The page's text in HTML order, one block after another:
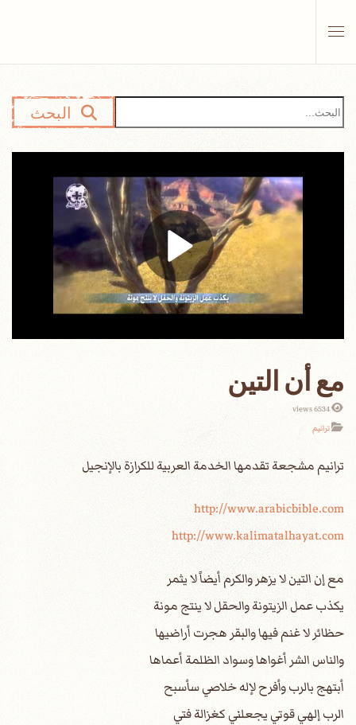
البحث
مع أن التين
6534 views
ترانيم
http://www.arabicbible.com
http://www.kalimatalhayat.com
مع إن التين لا يزهر والكرم أيضاً لا يثمر
يكذب عمل الزيتونة والحقل لا ينتج مونة
حظائر لا غنم فيها والبقر هجرت أراضيها
والناس الشر أغواها وسواد الظلمة أعماها
أبتهج بالرب وأفرح لإله خلاصي سأسبح
الرب إلهي قوتي يجعلني كغزالة فتي